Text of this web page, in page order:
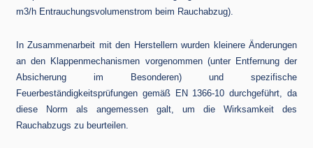
m3/h Entrauchungsvolumenstrom beim Rauchabzug).
In Zusammenarbeit mit den Herstellern wurden kleinere Änderungen
an den Klappenmechanismen vorgenommen (unter Entfernung der
Absicherung im Besonderen) und spezifische
Feuerbeständigkeitsprüfungen gemäß EN 1366-10 durchgeführt, da
diese Norm als angemessen galt, um die Wirksamkeit des
Rauchabzugs zu beurteilen.